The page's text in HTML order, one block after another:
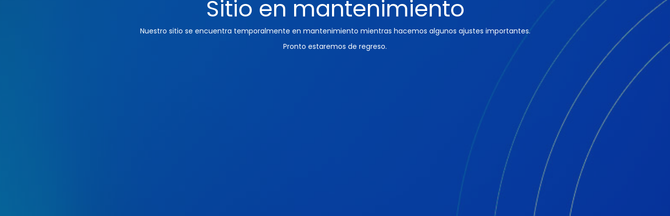
Sitio en mantenimiento
Nuestro sitio se encuentra temporalmente en mantenimiento mientras hacemos algunos ajustes importantes.
Pronto estaremos de regreso.